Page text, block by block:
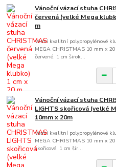
Vánoční vázací stuha
červená (velké Mega
m
Velmi kvalitní polypropylénové
MEGA CHRISTMAS 10 mm x
červené. 1 cm širok...
Vánoční vázací stuha
LIGHTS skořicová (velké
10mm x 20m
Velmi kvalitní polypropylénové
MEGA CHRISTMAS 10 mm x
skořicové. 1 cm šir...